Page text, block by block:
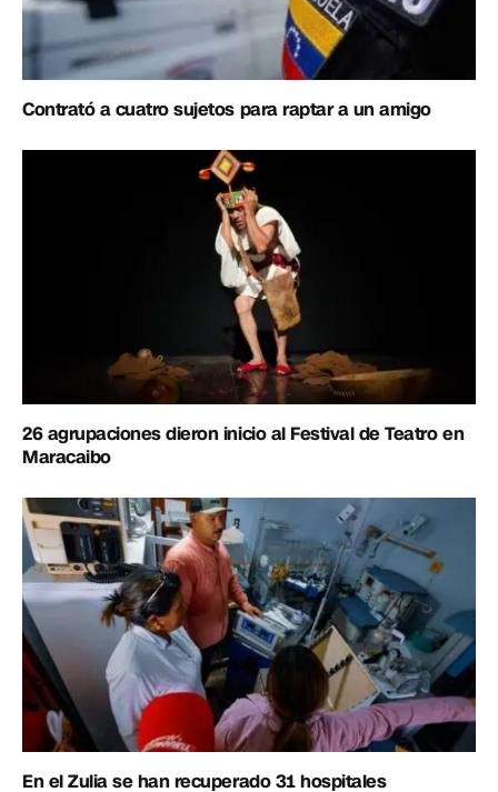
Contrató a cuatro sujetos para raptar a un amigo
26 agrupaciones dieron inicio al Festival de Teatro en
Maracaibo
En el Zulia se han recuperado 31 hospitales